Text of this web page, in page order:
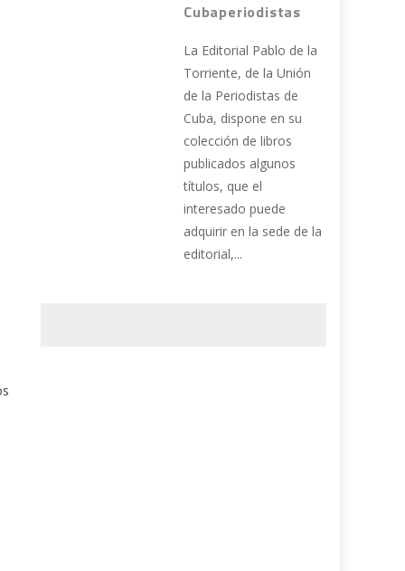
Cubaperiodistas
La Editorial Pablo de la
Torriente, de la Unión
de la Periodistas de
Cuba, dispone en su
colección de libros
publicados algunos
títulos, que el
interesado puede
adquirir en la sede de la
editorial,...